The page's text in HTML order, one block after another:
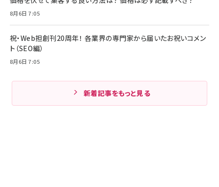
8月6日 7:05
祝・Web担創刊20周年！ 各業界の専門家から届いたお祝いコメン
ト（SEO編）
8月6日 7:05
新着記事をもっと見る